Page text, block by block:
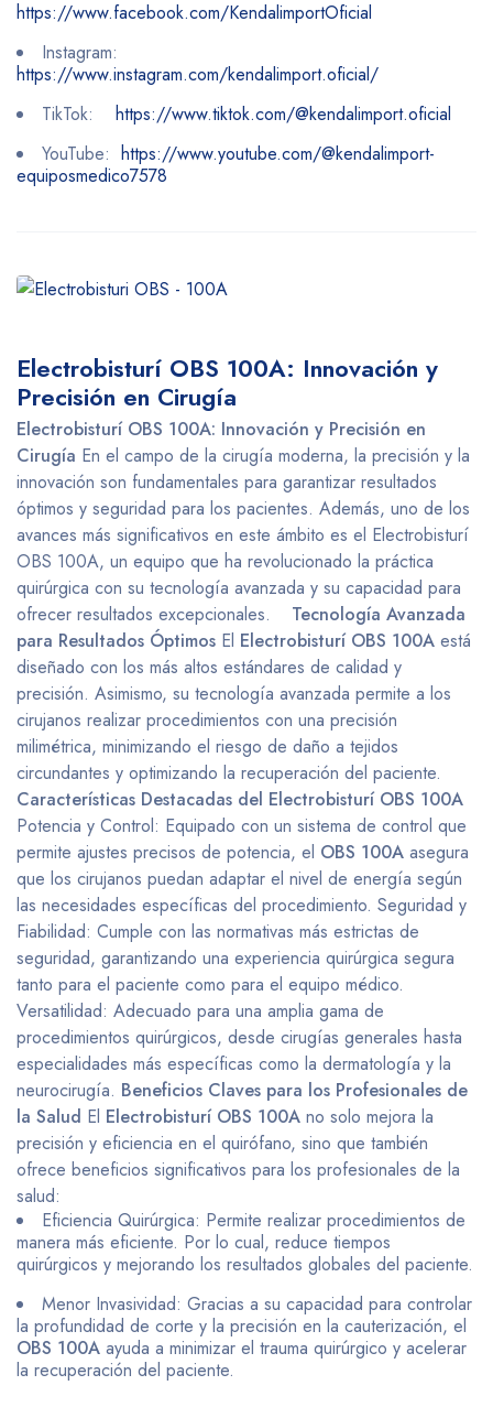
https://www.facebook.com/KendalimportOficial
Instagram:
https://www.instagram.com/kendalimport.oficial/
TikTok: https://www.tiktok.com/@kendalimport.oficial
YouTube: https://www.youtube.com/@kendalimport-
equiposmedico7578
Electrobisturí OBS 100A: Innovación y
Precisión en Cirugía
Electrobisturí OBS 100A: Innovación y Precisión en
Cirugía En el campo de la cirugía moderna, la precisión y la
innovación son fundamentales para garantizar resultados
óptimos y seguridad para los pacientes. Además, uno de los
avances más significativos en este ámbito es el Electrobisturí
OBS 100A, un equipo que ha revolucionado la práctica
quirúrgica con su tecnología avanzada y su capacidad para
ofrecer resultados excepcionales.
Tecnología Avanzada
para Resultados Óptimos El Electrobisturí OBS 100A está
diseñado con los más altos estándares de calidad y
precisión. Asimismo, su tecnología avanzada permite a los
cirujanos realizar procedimientos con una precisión
milimétrica, minimizando el riesgo de daño a tejidos
circundantes y optimizando la recuperación del paciente.
Características Destacadas del Electrobisturí OBS 100A
Potencia y Control: Equipado con un sistema de control que
permite ajustes precisos de potencia, el OBS 100A asegura
que los cirujanos puedan adaptar el nivel de energía según
las necesidades específicas del procedimiento. Seguridad y
Fiabilidad: Cumple con las normativas más estrictas de
seguridad, garantizando una experiencia quirúrgica segura
tanto para el paciente como para el equipo médico.
Versatilidad: Adecuado para una amplia gama de
procedimientos quirúrgicos, desde cirugías generales hasta
especialidades más específicas como la dermatología y la
neurocirugía. Beneficios Claves para los Profesionales de
la Salud El Electrobisturí OBS 100A no solo mejora la
precisión y eficiencia en el quirófano, sino que también
ofrece beneficios significativos para los profesionales de la
salud:
Eficiencia Quirúrgica: Permite realizar procedimientos de
manera más eficiente. Por lo cual, reduce tiempos
quirúrgicos y mejorando los resultados globales del paciente.
Menor Invasividad: Gracias a su capacidad para controlar
la profundidad de corte y la precisión en la cauterización, el
OBS 100A ayuda a minimizar el trauma quirúrgico y acelerar
la recuperación del paciente.